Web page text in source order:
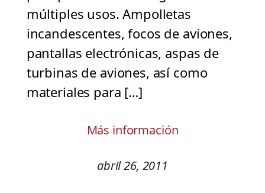
múltiples usos. Ampolletas
incandescentes, focos de aviones,
pantallas electrónicas, aspas de
turbinas de aviones, así como
materiales para […]
Más información
abril 26, 2011